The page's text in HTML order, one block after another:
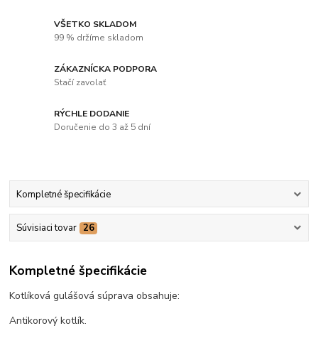
VŠETKO SKLADOM
99 % držíme skladom
ZÁKAZNÍCKA PODPORA
Stačí zavolať
RÝCHLE DODANIE
Doručenie do 3 až 5 dní
Kompletné špecifikácie
Súvisiaci tovar 26
Kompletné špecifikácie
Kotlíková gulášová súprava obsahuje:
Antikorový kotlík.